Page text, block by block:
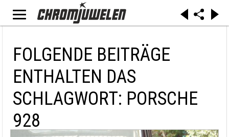
FOLGENDE BEITRÄGE
ENTHALTEN DAS
SCHLAGWORT: PORSCHE
928